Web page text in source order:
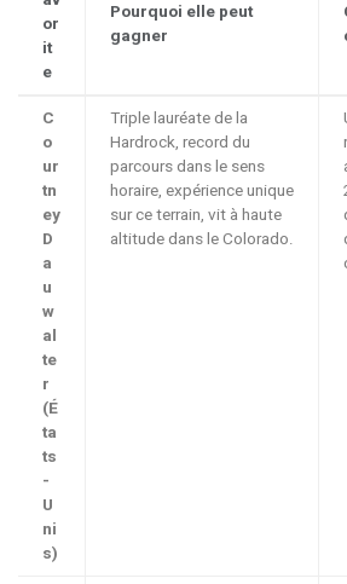
or
it
e
Pourquoi elle peut
gagner
C
o
ur
tn
ey
D
a
u
w
al
te
r
(É
ta
ts
-
U
ni
s)
Triple lauréate de la
Hardrock, record du
parcours dans le sens
horaire, expérience unique
sur ce terrain, vit à haute
altitude dans le Colorado.